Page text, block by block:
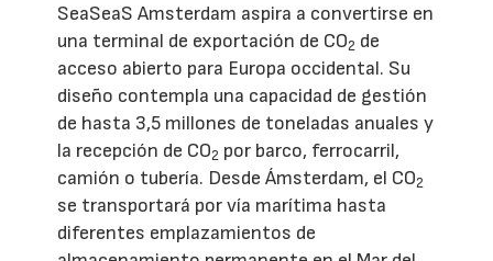
SeaSeaS Amsterdam aspira a convertirse en
una terminal de exportación de CO2 de
acceso abierto para Europa occidental. Su
diseño contempla una capacidad de gestión
de hasta 3,5 millones de toneladas anuales y
la recepción de CO2 por barco, ferrocarril,
camión o tubería. Desde Ámsterdam, el CO2
se transportará por vía marítima hasta
diferentes emplazamientos de